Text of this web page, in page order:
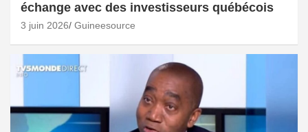
échange avec des investisseurs québécois
3 juin 2026 Guineesource